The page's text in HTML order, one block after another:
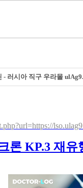
- 러시아 직구 우라몰
론 KP.3 재